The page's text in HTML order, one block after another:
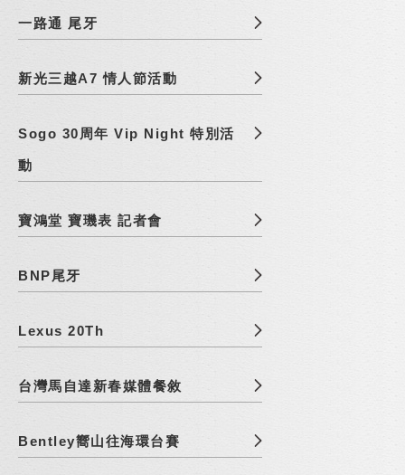
一路通 尾牙
新光三越A7 情人節活動
Sogo 30周年 Vip Night 特別活
動
寶鴻堂 寶璣表 記者會
BNP尾牙
Lexus 20Th
台灣馬自達新春媒體餐敘
Bentley嚮山往海環台賽